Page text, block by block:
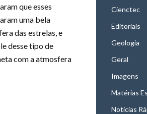
que esses
uma bela
das estrelas, e
desse tipo de
com a atmosfera
Cienctec
Editoriais
Geologia
Geral
Imagens
Matérias
Notícias